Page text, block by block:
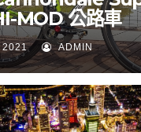
MOD 公路車
2021 ADMIN